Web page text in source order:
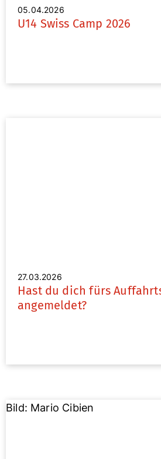
05.04.2026
U14 Swiss Camp 2026
27.03.2026
Hast du dich fürs
angemeldet?
Bild: Mario Cibien